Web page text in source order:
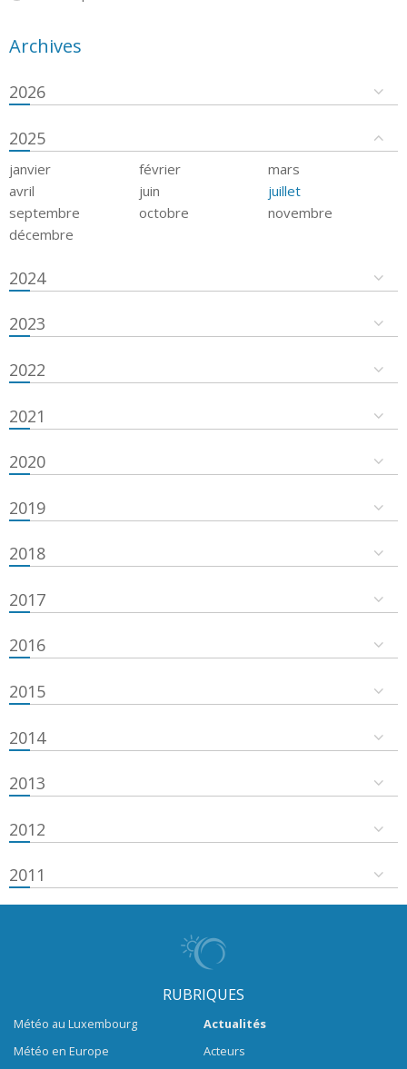
Archives
2026
2025
janvier février
mars
avril
juin
juillet
septembre
octobre
novembre
décembre
2024
2023
2022
2021
2020
2019
2018
2017
2016
2015
2014
2013
2012
2011
RUBRIQUES
Météo au Luxembourg
Météo en Europe
Actualités
Acteurs